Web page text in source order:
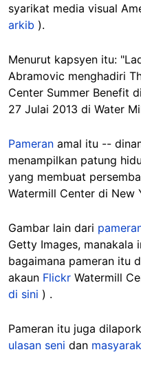
syarikat media visual
arkib ).
Menurut kapsyen itu:
Abramovic menghadiri
Center Summer Benefit
27 Julai 2013 di Water
Pameran amal itu --
menampilkan patung
yang membuat
Watermill Center di New
Gambar lain dari
Getty Images, manakala
bagaimana pameran itu
akaun Flickr Watermill
di sini ) .
Pameran itu juga
ulasan seni dan